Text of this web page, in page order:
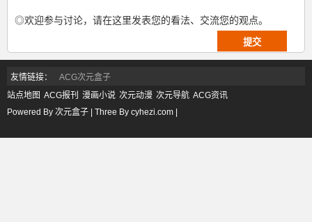
◎欢迎参与讨论，请在这里发表您的看法、交流您的观点。
友情链接：
ACG次元盒子
站点地图 ACG报刊 漫画小说 次元动漫 次元导航 ACG资讯
Powered By 次元盒子 | Three By cyhezi.com |